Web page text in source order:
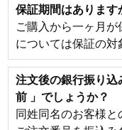
保証期間はあります
ご購入から一ヶ月
については保証の対
注文後の銀行振り
前 」でしょうか？
同姓同名のお客様と